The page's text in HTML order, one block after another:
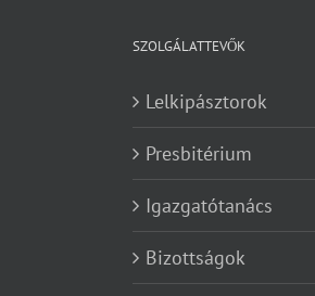
SZOLGÁLATTEVŐK
Lelkipásztorok
Presbitérium
Igazgatótanács
Bizottságok